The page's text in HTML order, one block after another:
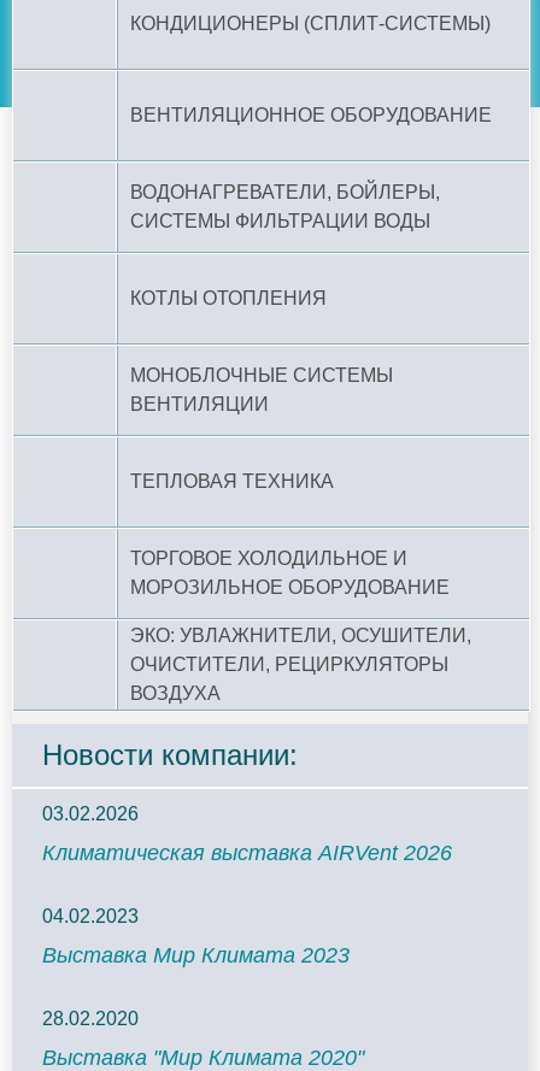
КОНДИЦИОНЕРЫ (СПЛИТ-СИСТЕМЫ)
ВЕНТИЛЯЦИОННОЕ ОБОРУДОВАНИЕ
ВОДОНАГРЕВАТЕЛИ, БОЙЛЕРЫ,
СИСТЕМЫ ФИЛЬТРАЦИИ ВОДЫ
КОТЛЫ ОТОПЛЕНИЯ
МОНОБЛОЧНЫЕ СИСТЕМЫ
ВЕНТИЛЯЦИИ
ТЕПЛОВАЯ ТЕХНИКА
ТОРГОВОЕ ХОЛОДИЛЬНОЕ И
МОРОЗИЛЬНОЕ ОБОРУДОВАНИЕ
ЭКО: УВЛАЖНИТЕЛИ, ОСУШИТЕЛИ,
ОЧИСТИТЕЛИ, РЕЦИРКУЛЯТОРЫ
ВОЗДУХА
Новости компании:
03.02.2026
Климатическая выставка AIRVent 2026
04.02.2023
Выставка Мир Климата 2023
28.02.2020
Выставка "Мир Климата 2020"